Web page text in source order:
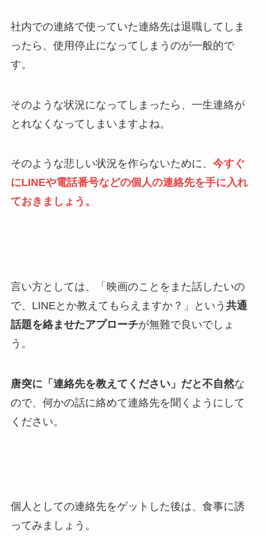
社内での連絡で使っていた連絡先は退職してしま
ったら、使用停止になってしまうのが一般的で
す。
そのような状況になってしまったら、一生連絡が
とれなくなってしまいますよね。
そのような悲しい状況を作らないために、 今すぐ
にLINEや電話番号などの個人の連絡先を手に入れ
ておきましょう。
言い方としては、「映画のことをまた話したいの
で、LINEとか教えてもらえますか？」という 共通
話題を絡ませたアプローチが無難で良いでしょ
う。
唐突に「連絡先を教えてください」だと不自然な
ので、何かの話に絡めて連絡先を聞くようにして
ください。
個人としての連絡先をゲットした後は、食事に誘
ってみましょう。